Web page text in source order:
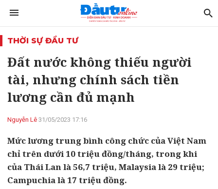
THỜI SỰ ĐẦU TƯ
Đất nước không thiếu người
tài, nhưng chính sách tiền
lương cần đủ mạnh
Nguyễn Lê 31/05/2023 17:16
Mức lương trung bình công chức của Việt Nam
chỉ trên dưới 10 triệu đồng/tháng, trong khi
của Thái Lan là 56,7 triệu, Malaysia là 29 triệu;
Campuchia là 17 triệu đồng.